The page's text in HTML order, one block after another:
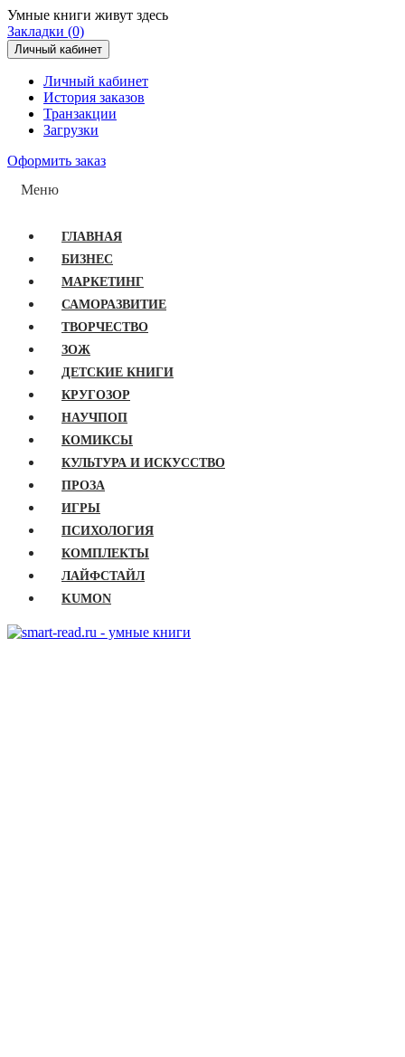
Умные книги живут здесь
Закладки (0)
Личный кабинет
Личный кабинет
История заказов
Транзакции
Загрузки
Оформить заказ
Меню
ГЛАВНАЯ
БИЗНЕС
МАРКЕТИНГ
САМОРАЗВИТИЕ
ТВОРЧЕСТВО
ЗОЖ
ДЕТСКИЕ КНИГИ
КРУГОЗОР
НАУЧПОП
КОМИКСЫ
КУЛЬТУРА И ИСКУССТВО
ПРОЗА
ИГРЫ
ПСИХОЛОГИЯ
КОМПЛЕКТЫ
ЛАЙФСТАЙЛ
KUMON